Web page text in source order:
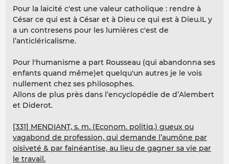
Pour la laïcité c'est une valeur catholique : rendre à
César ce qui est à César et à Dieu ce qui est à Dieu.IL y
a un contresens pour les lumières c'est de
l’anticléricalisme.
Pour l'humanisme a part Rousseau (qui abandonna ses
enfants quand même)et quelqu'un autres je le vois
nullement chez ses philosophes.
Allons de plus près dans l’encyclopédie de d’Alembert
et Diderot.
[331] MENDIANT, s. m. (Econom. politiq.) gueux ou
vagabond de profession, qui demande l’aumône par
oisiveté & par fainéantise, au lieu de gagner sa vie par
le travail.